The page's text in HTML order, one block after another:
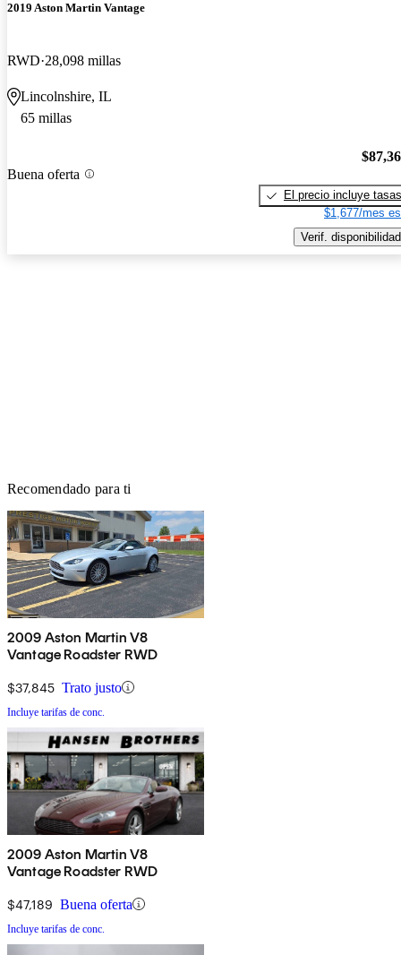
2019 Aston Martin Vantage
RWD 28,098 millas
Lincolnshire, IL
65 millas
Buena oferta
El precio incluye tasas
$1,677/mes
Verif. disponibilidad
Recomendado para ti
2009 Aston Martin V8
Vantage Roadster RWD
$37,845 Trato justo
Incluye tarifas de conc.
2009 Aston Martin V8
Vantage Roadster RWD
$47,189 Buena oferta
Incluye tarifas de conc.